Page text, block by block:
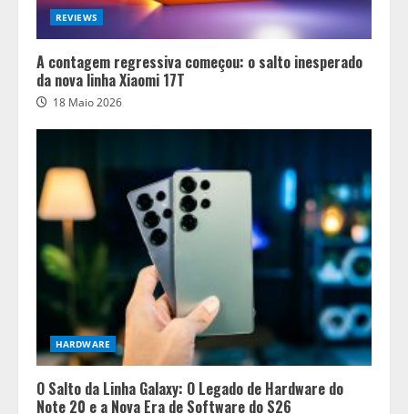
REVIEWS
A contagem regressiva começou: o salto inesperado
da nova linha Xiaomi 17T
18 Maio 2026
HARDWARE
O Salto da Linha Galaxy: O Legado de Hardware do
Note 20 e a Nova Era de Software do S26